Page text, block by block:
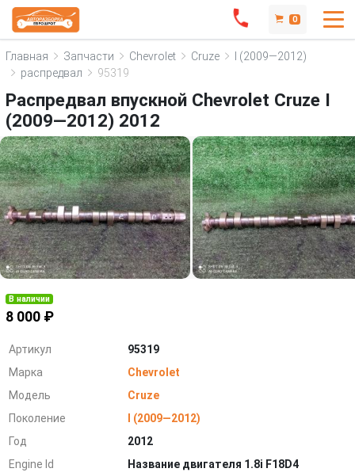
0
Главная Запчасти Chevrolet Cruze
I (2009—2012)
распредвал
95319
Распредвал впускной Chevrolet Cruze I
(2009—2012) 2012
В наличии
8 000 ₽
Артикул
95319
Марка
Chevrolet
Модель
Cruze
Поколение
I (2009—2012)
Год
2012
Engine Id
Название двигателя 1.8i F18D4